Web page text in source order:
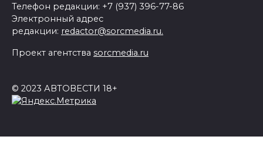
Телефон редакции: +7 (937) 396-77-86
Электронный адрес
редакции: redactor@sorcmedia.ru.
Проект агентства sorcmedia.ru
© 2023 АВТОВЕСТИ 18+